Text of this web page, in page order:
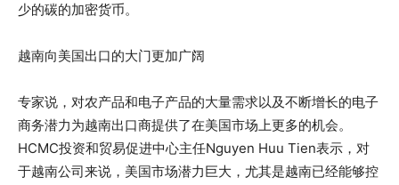
少的碳的加密货币。
越南向美国出口的大门更加广阔
专家说，对农产品和电子产品的大量需求以及不断增长的电子
商务潜力为越南出口商提供了在美国市场上更多的机会。
HCMC投资和贸易促进中心主任Nguyen Huu Tien表示，对
于越南公司来说，美国市场潜力巨大，尤其是越南已经能够控